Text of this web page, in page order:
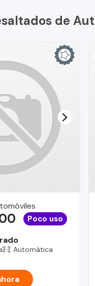
de
Poco uso
Automática